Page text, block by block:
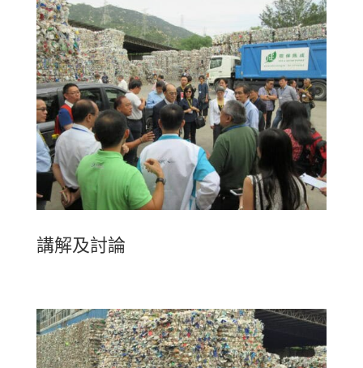
講解及討論